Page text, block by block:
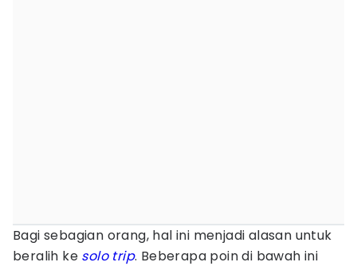
Bagi sebagian orang, hal ini menjadi alasan untuk
beralih ke solo trip. Beberapa poin di bawah ini